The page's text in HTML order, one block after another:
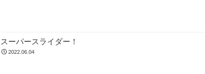
スーパースライダー！
2022.06.04